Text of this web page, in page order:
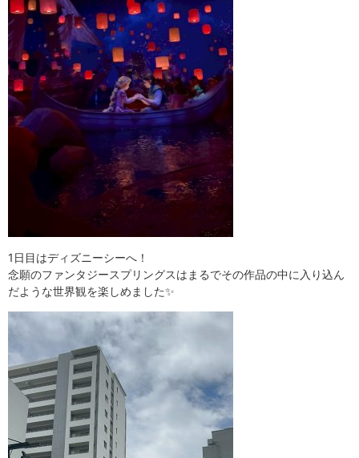
1日目はディズニーシーへ！
念願のファンタジースプリングスはまるでその作品の中に入り込ん
だような世界観を楽しめました✨